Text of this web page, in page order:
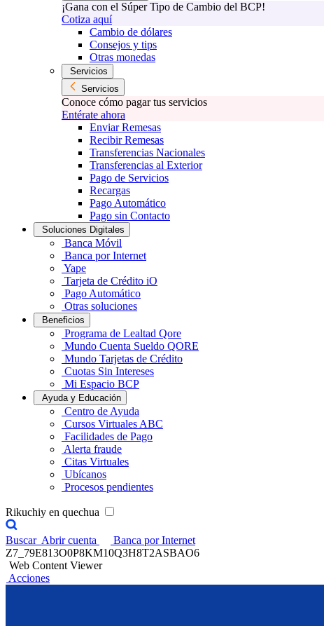
¡Gana con el Súper Tipo de Cambio del BCP!
Cotiza aquí
Cambio de dólares
Consejos y tips
Otras monedas
Servicios
Servicios
Conoce cómo pagar tus servicios
Entérate ahora
Enviar Remesas
Recibir Remesas
Transferencias Nacionales
Transferencias al Exterior
Pago de Servicios
Recargas
Pago Automático
Pago sin Contacto
Soluciones Digitales
Banca Móvil
Banca por Internet
Yape
Tarjeta de Crédito iO
Pago Automático
Otras soluciones
Beneficios
Programa de Lealtad Qore
Mundo Cuenta Sueldo QORE
Mundo Tarjetas de Crédito
Cuotas Sin Intereses
Mi Espacio BCP
Ayuda y Educación
Centro de Ayuda
Cursos Virtuales ABC
Facilidades de Pago
Alerta fraude
Citas Virtuales
Ubícanos
Procesos pendientes
Rikuchiy en quechua
Buscar Abrir cuenta
Banca por Internet
Z7_79E813O0P8KM10Q3H8T2ASBAO6
Web Content Viewer
Acciones